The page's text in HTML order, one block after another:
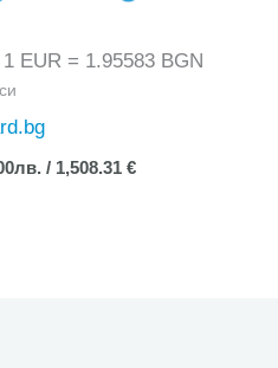
EUR = 1.95583 BGN
лв. / 1,508.31 €